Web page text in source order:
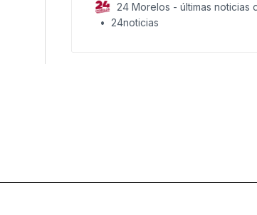
24 Morelos - últimas noticias
24noticias